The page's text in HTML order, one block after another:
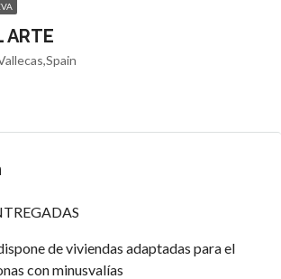
ARTE
de viviendas adaptadas para el
con minusvalías